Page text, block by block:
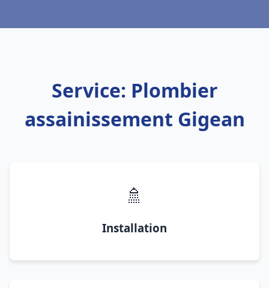
Service: Plombier
assainissement Gigean
🚿
Installation